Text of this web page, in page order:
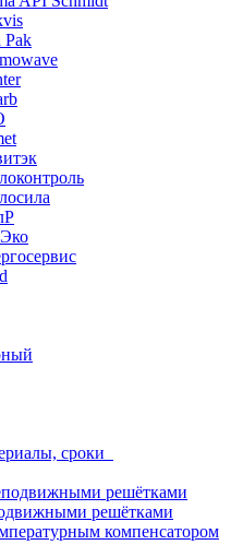
Pak
сроки
решётками
решётками
компенсатором